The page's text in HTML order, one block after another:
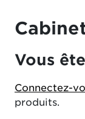
Vous
Connectez-
produits.